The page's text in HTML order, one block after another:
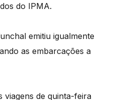
do IPMA.
emitiu igualmente
as embarcações a
viagens de quinta-feira